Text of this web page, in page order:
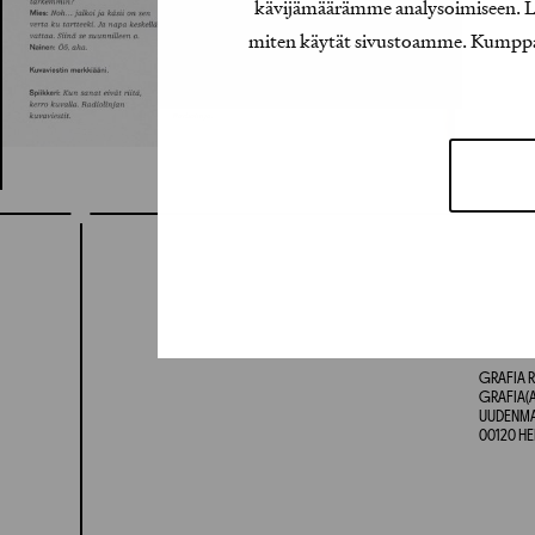
kävijämäärämme analysoimiseen.
miten käytät sivustoamme.
GRAFIA
00120